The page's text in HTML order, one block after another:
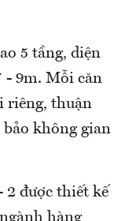
5 tầng, diện
- 9m. Mỗi căn
riêng, thuận
không gian
2 được thiết kế